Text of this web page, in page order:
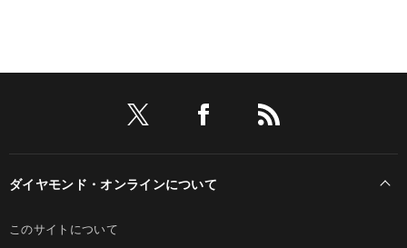
ダイヤモンド・オンラインについて
このサイトについて